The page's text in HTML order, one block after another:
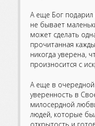
А еще Бог
не бывает
может сделать
прочитанная
никогда уверена,
произносится с
А еще в
уверенность в
милосердной
людей, которые